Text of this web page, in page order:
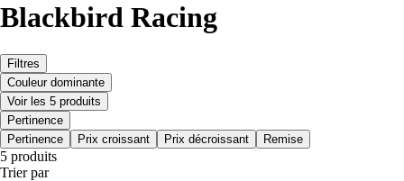
Blackbird Racing
Filtres
Couleur dominante
Voir les 5 produits
Pertinence
Pertinence
Prix croissant Prix décroissant Remise
5 produits
Trier par